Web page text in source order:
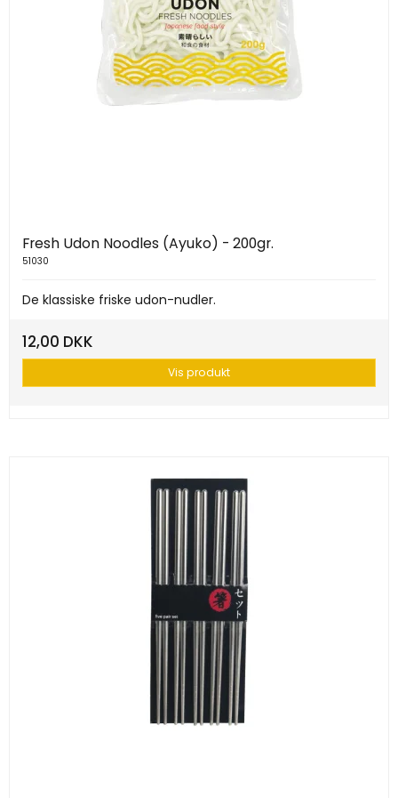
Fresh Udon Noodles (Ayuko) - 200gr.
51030
De klassiske friske udon-nudler.
12,00 DKK
Vis produkt